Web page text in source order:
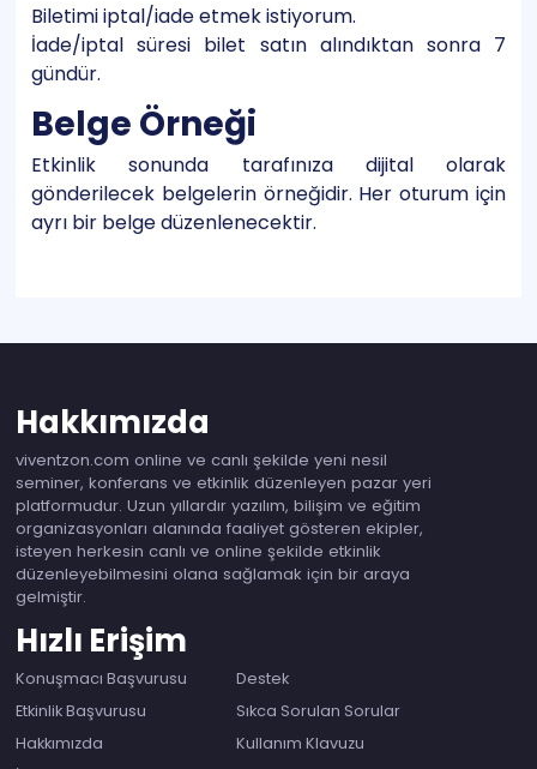
Biletimi iptal/iade etmek istiyorum.
İade/iptal süresi bilet satın alındıktan sonra 7
gündür.
Belge Örneği
Etkinlik sonunda tarafınıza dijital olarak
gönderilecek belgelerin örneğidir. Her oturum için
ayrı bir belge düzenlenecektir.
Hakkımızda
viventzon.com online ve canlı şekilde yeni nesil
seminer, konferans ve etkinlik düzenleyen pazar yeri
platformudur. Uzun yıllardır yazılım, bilişim ve eğitim
organizasyonları alanında faaliyet gösteren ekipler,
isteyen herkesin canlı ve online şekilde etkinlik
düzenleyebilmesini olana sağlamak için bir araya
gelmiştir.
Hızlı Erişim
Konuşmacı Başvurusu
Etkinlik Başvurusu
Hakkımızda
Destek
Sıkca Sorulan Sorular
Kullanım Klavuzu